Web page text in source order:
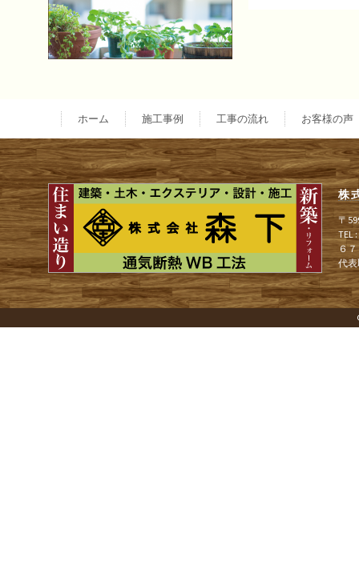
ナ
ビ
ゲ
ー
シ
ホーム 施工事例 工事の流れ お客様の声
株
〒
TEL
６
代